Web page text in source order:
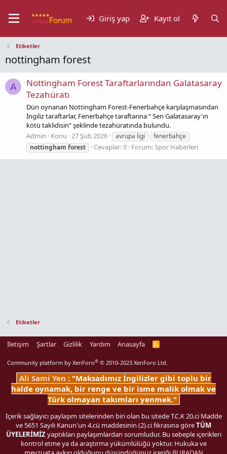
Giriş yap Kayıt ol
Etiketler
nottingham forest
A
Nottingham Forest Taraftarlarından Galatasaray
Tezahüratı
Dün oynanan Nottingham Forest-Fenerbahçe karşılaşmasından
İngiliz taraftarlar, Fenerbahçe taraftarına “ Sen Galatasaray'ın
kötü taklidisin” şeklinde tezahüratında bulundu.
Admin
Konu 27 Şub 2026 avrupa ligi
fenerbahçe
nottingham forest Cevaplar: 0 Forum:Spor Haberleri
Etiketler
İletişim Şartlar Gizlilik Yardım Anasayfa
R
Community platform by XenForo® © 2010-2023 XenForo Ltd.
Ali Sami Yen : "Maksadımız İngilizler gibi toplu bir
halde oynamak, bir renge ve bir isme malik olmak ve
Türk olmayan takımları yenmek."
İçerik sağlayıcı paylaşım sitelerinden biri olan bu sitede T.C.K 20.ci Madde
ve 5651 Sayılı Kanun'un 4.cü maddesinin (2).ci fıkrasına göreTÜM
ÜYELERİMİZyaptıkları paylaşımlardan sorumludur. Bu sebeple içerikleri
kontrol etme ya da araştırma yükümlülüğü yoktur. Hukuka ve